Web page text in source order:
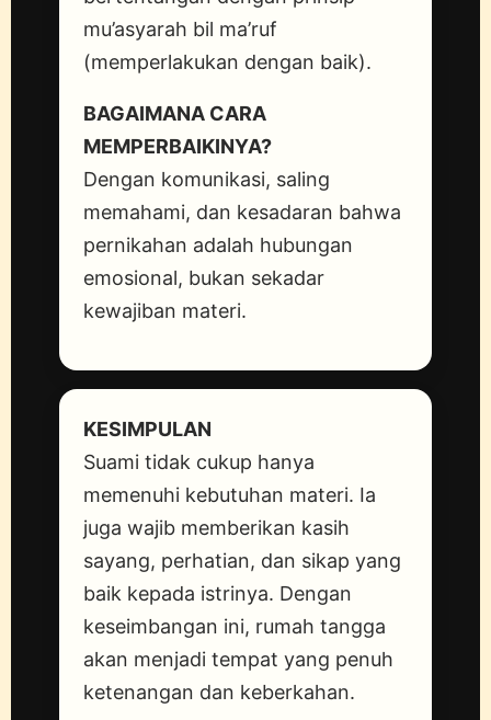
mu’asyarah bil ma’ruf
(memperlakukan dengan baik).
BAGAIMANA CARA
MEMPERBAIKINYA?
Dengan komunikasi, saling
memahami, dan kesadaran bahwa
pernikahan adalah hubungan
emosional, bukan sekadar
kewajiban materi.
KESIMPULAN
Suami tidak cukup hanya
memenuhi kebutuhan materi. Ia
juga wajib memberikan kasih
sayang, perhatian, dan sikap yang
baik kepada istrinya. Dengan
keseimbangan ini, rumah tangga
akan menjadi tempat yang penuh
ketenangan dan keberkahan.